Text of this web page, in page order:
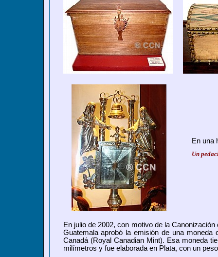
En una
Un
En julio de 2002, con motivo de la
Guatemala aprobó la emisión de una
Canadá (Royal Canadian Mint). Esa moneda
milímetros y fue elaborada en Plata, con un